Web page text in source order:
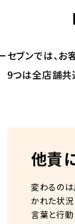
セブンでは、お
9つは全店舗共
他責
変わるの
かれた状
言葉と行